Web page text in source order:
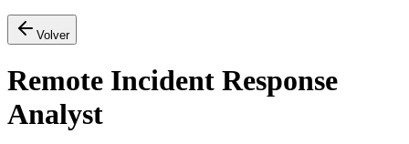
Volver
Remote Incident Response
Analyst